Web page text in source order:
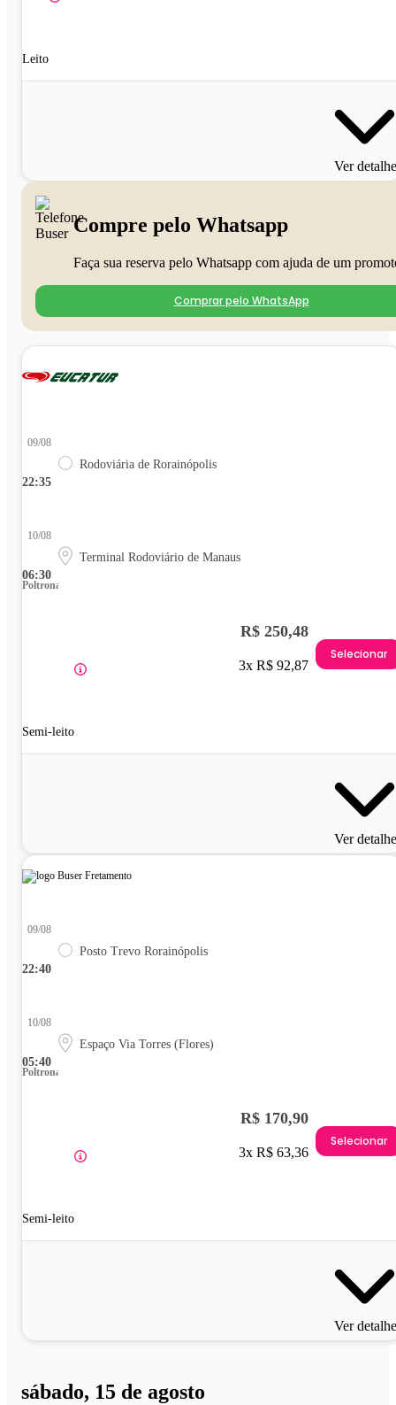
Leito
Ver
Compre pelo Whatsapp
Faça sua reserva pelo Whatsapp com ajuda de um
Comprar pelo WhatsApp
22:35
09/08
Rodoviária de Rorainópolis
06:30
10/08
Terminal Rodoviário de Manaus
Poltrona
Semi-leito
R$ 250,48
3x R$ 92,87
Selecionar
Ver
22:40
09/08
Posto Trevo Rorainópolis
05:40
10/08
Espaço Via Torres (Flores)
Poltrona
Semi-leito
R$ 170,90
3x R$ 63,36
Selecionar
Ver
sábado, 15 de agosto